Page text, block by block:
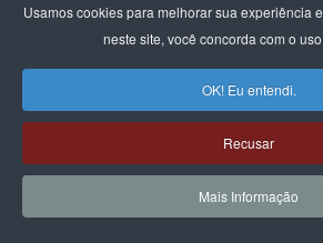
Usamos cookies para melhorar sua experiência
neste site, você concorda com o
OK! Eu entendi.
Recusar
Mais Informação
A POTÊNCIA DO LABORATÓRIO
FEMINISTA PARA A
DE SALVADOR